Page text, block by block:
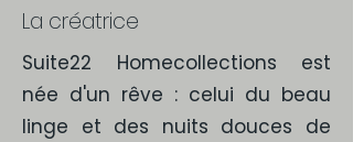
La créatrice
Suite22 Homecollections est
née d'un rêve : celui du beau
linge et des nuits douces de